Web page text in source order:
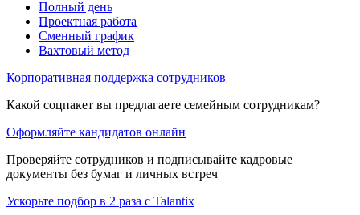
Полный день
Проектная работа
Сменный график
Вахтовый метод
Корпоративная поддержка сотрудников
Какой соцпакет вы предлагаете семейным сотрудникам?
Оформляйте кандидатов онлайн
Проверяйте сотрудников и подписывайте кадровые
документы без бумаг и личных встреч
Ускорьте подбор в 2 раза с Talantix